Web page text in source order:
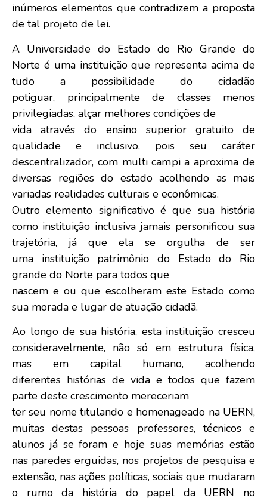
inúmeros elementos que contradizem a proposta
de tal projeto de lei.
A Universidade do Estado do Rio Grande do
Norte é uma instituição que representa acima de
tudo a possibilidade do cidadão
potiguar, principalmente de classes menos
privilegiadas, alçar melhores condições de
vida através do ensino superior gratuito de
qualidade e inclusivo, pois seu caráter
descentralizador, com multi campi a aproxima de
diversas regiões do estado acolhendo as mais
variadas realidades culturais e econômicas.
Outro elemento significativo é que sua história
como instituição inclusiva jamais personificou sua
trajetória, já que ela se orgulha de ser
uma instituição patrimônio do Estado do Rio
grande do Norte para todos que
nascem e ou que escolheram este Estado como
sua morada e lugar de atuação cidadã.
Ao longo de sua história, esta instituição cresceu
consideravelmente, não só em estrutura física,
mas em capital humano, acolhendo
diferentes histórias de vida e todos que fazem
parte deste crescimento mereceriam
ter seu nome titulando e homenageado na UERN,
muitas destas pessoas professores, técnicos e
alunos já se foram e hoje suas memórias estão
nas paredes erguidas, nos projetos de pesquisa e
extensão, nas ações políticas, sociais que mudaram
o rumo da história do papel da UERN no